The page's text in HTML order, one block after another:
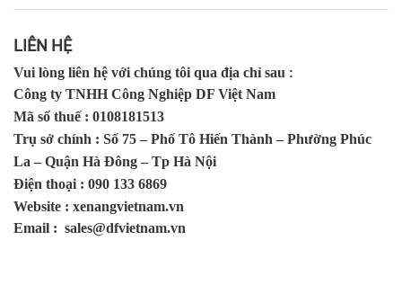
LIÊN HỆ
Vui lòng liên hệ với chúng tôi qua địa chỉ sau :
Công ty TNHH Công Nghiệp DF Việt Nam
Mã số thuế: 0108181513
Trụ sở chính : Số 75 – Phố Tô Hiến Thành – Phường Phúc
La – Quận Hà Đông – Tp Hà Nội
Điện thoại : 090 133 6869
Website : xenangvietnam.vn
Email : sales@dfvietnam.vn